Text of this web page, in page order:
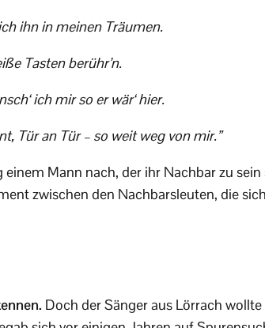
ihn in meinen Träumen.
Tasten berühr’n.
ich mir so er wär‘ hier.
Tür an Tür – so weit weg von mir.”
Mann nach, der ihr Nachbar zu
zwischen den Nachbarsleuten, die
Doch der Sänger aus Lörrach